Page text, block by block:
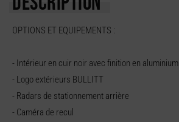
OPTIONS ET EQUIPEMENTS :
- Intérieur en cuir noir avec finition en aluminium
- Logo extérieurs BULLITT
- Radars de stationnement arrière
- Caméra de recul